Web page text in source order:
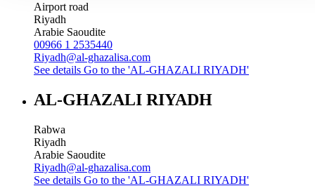
Airport road
Riyadh
Arabie Saoudite
00966 1 2535440
Riyadh@al-ghazalisa.com
See details Go to the 'AL-GHAZALI RIYADH'
AL-GHAZALI RIYADH
Rabwa
Riyadh
Arabie Saoudite
Riyadh@al-ghazalisa.com
See details Go to the 'AL-GHAZALI RIYADH'